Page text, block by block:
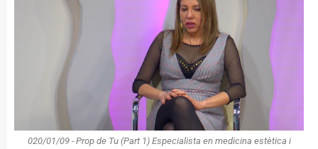
020/01/09 - Prop de Tu (Part 1) Especialista en medicina estètica i